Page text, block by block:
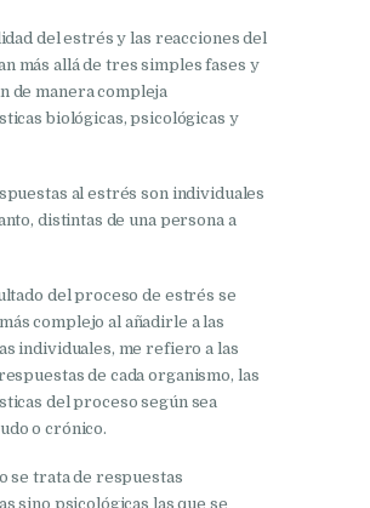
del estrés y las reacciones del
más allá de tres simples fases y
de manera compleja
biológicas, psicológicas y
al estrés son individuales
distintas de una persona a
del proceso de estrés se
complejo al añadirle a las
individuales, me refiero a las
de cada organismo, las
del proceso según sea
o crónico.
se trata de respuestas
sino psicológicas las que se